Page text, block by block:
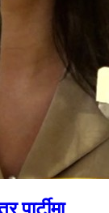
पार्टीमा